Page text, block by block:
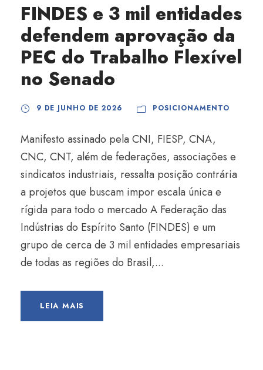
FINDES e 3 mil entidades
defendem aprovação da
PEC do Trabalho Flexível
no Senado
9 DE JUNHO DE 2026 POSICIONAMENTO
Manifesto assinado pela CNI, FIESP, CNA,
CNC, CNT, além de federações, associações e
sindicatos industriais, ressalta posição contrária
a projetos que buscam impor escala única e
rígida para todo o mercado A Federação das
Indústrias do Espírito Santo (FINDES) e um
grupo de cerca de 3 mil entidades empresariais
de todas as regiões do Brasil,...
LEIA MAIS